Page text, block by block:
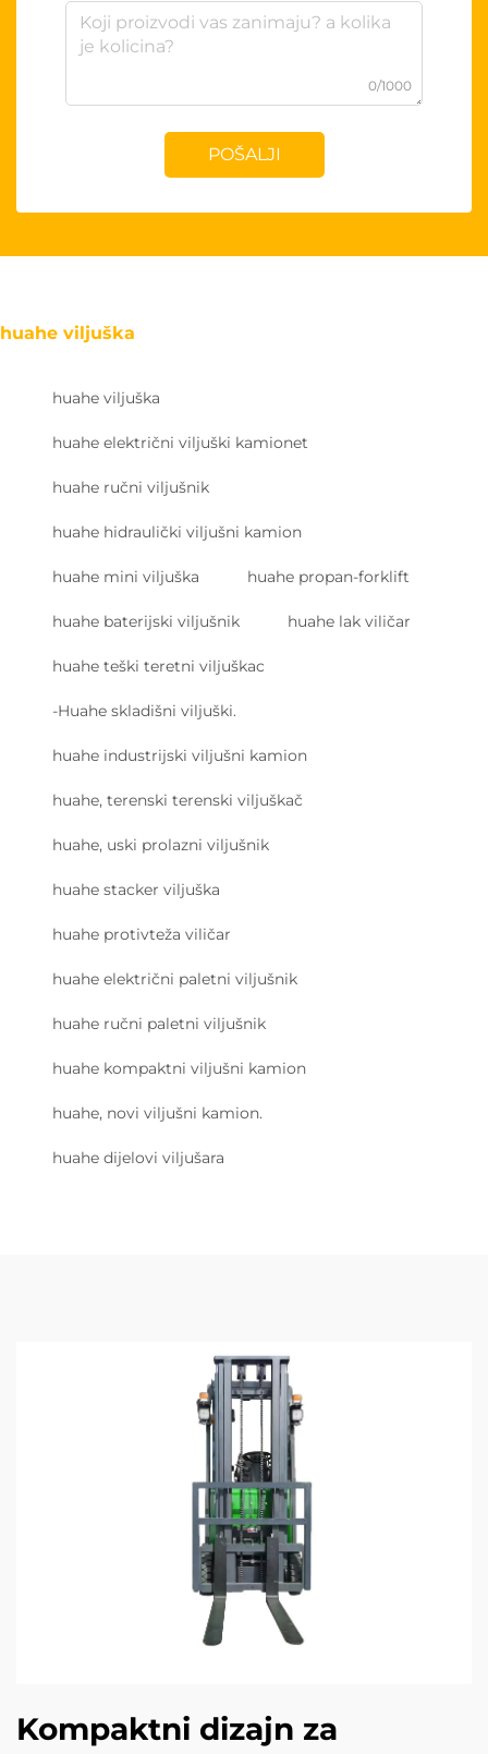
0/1000
POŠALJI
huahe viljuška
huahe viljuška
huahe električni viljuški kamionet
huahe ručni viljušnik
huahe hidraulički viljušni kamion
huahe mini viljuška huahe propan-forklift
huahe baterijski viljušnik huahe lak viličar
huahe teški teretni viljuškac
-Huahe skladišni viljuški.
huahe industrijski viljušni kamion
huahe, terenski terenski viljuškač
huahe, uski prolazni viljušnik
huahe stacker viljuška
huahe protivteža viličar
huahe električni paletni viljušnik
huahe ručni paletni viljušnik
huahe kompaktni viljušni kamion
huahe, novi viljušni kamion.
huahe dijelovi viljušara
Kompaktni dizajn za